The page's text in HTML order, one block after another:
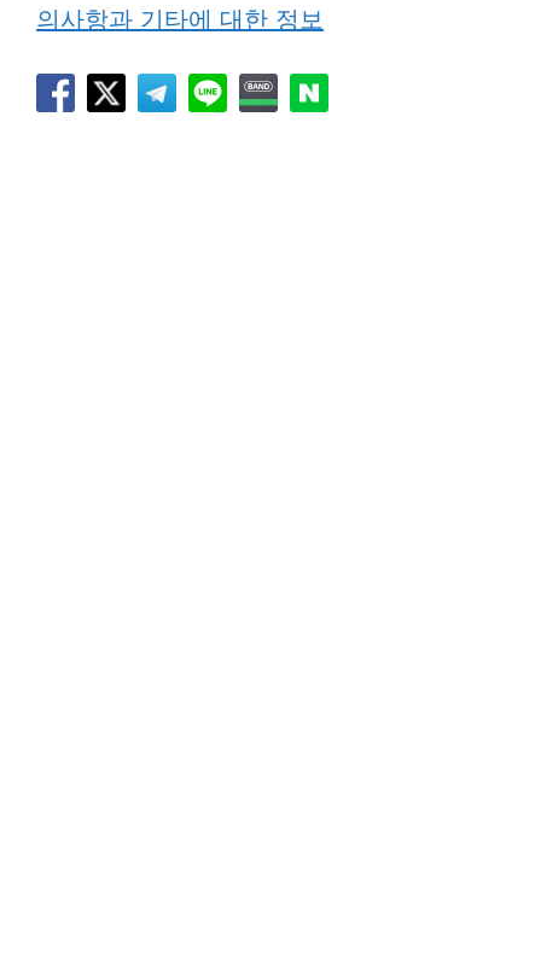
의사항과 기타에 대한 정보